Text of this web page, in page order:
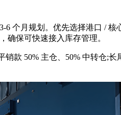
月规划。优先选择港口 / 核
确保可快速接入库存管理。
50% 主仓、50% 中转仓;